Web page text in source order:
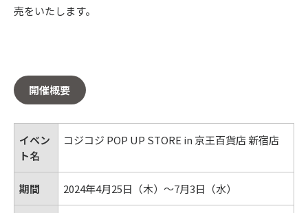
売をいたします。
開催概要
イベン
ト名
コジコジ POP UP STORE in 京王百貨店 新宿店
期間 2024年4月25日（木）～7月3日（水）